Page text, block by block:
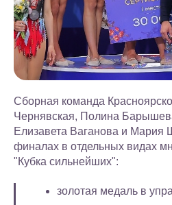
Сборная команда
Чернявская, Полина
Елизавета Ваганова и Мария
финалах в отдельных видах
"Кубка сильнейших":
золотая медаль в